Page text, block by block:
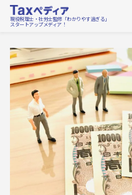
現役税理士・社労士監修「わかりやす過ぎる」
スタートアップメディア！